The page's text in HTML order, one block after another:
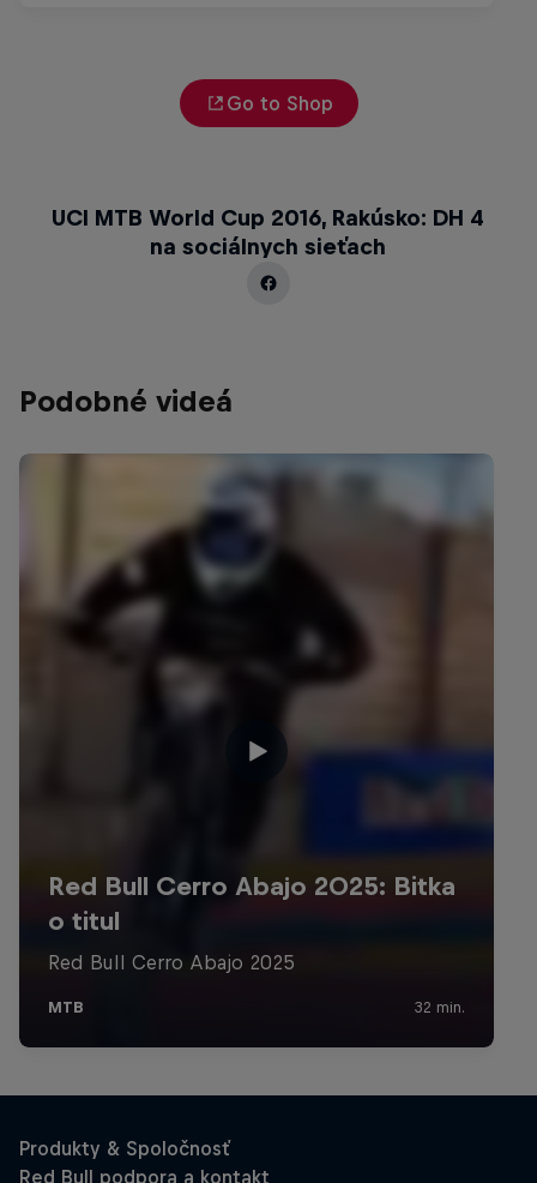
Go to Shop
UCI MTB World Cup 2016, Rakúsko: DH 4
na sociálnych sieťach
Podobné videá